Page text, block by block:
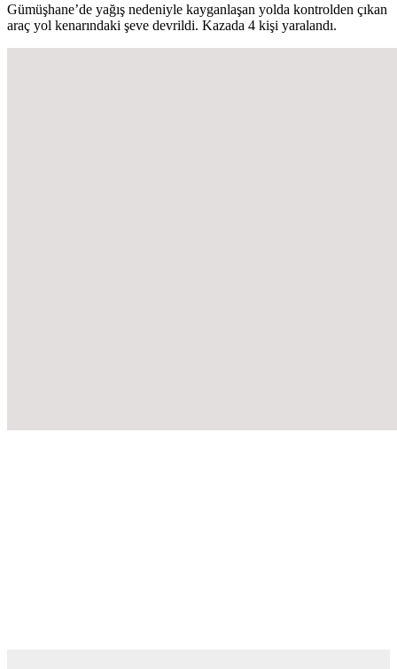
Gümüşhane’de yağış nedeniyle kayganlaşan yolda kontrolden çıkan
araç yol kenarındaki şeve devrildi. Kazada 4 kişi yaralandı.